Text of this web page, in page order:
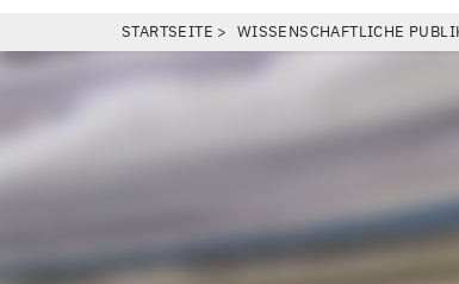
PFADNAVIGATION
STARTSEITE WISSENSCHAFTLICHE